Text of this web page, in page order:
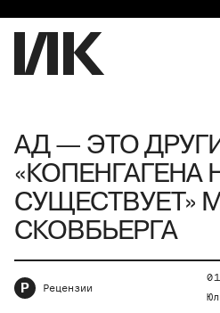
АД — ЭТО
«КОПЕНГАГЕНА
СУЩЕСТВУЕТ»
СКОВБЬЕРГА
Р Рецензии